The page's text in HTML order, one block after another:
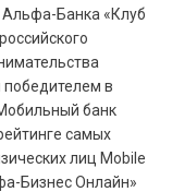
Альфа-Банка «Клуб
в
банк
самых
лиц Mobile
Бизнес Онлайн»